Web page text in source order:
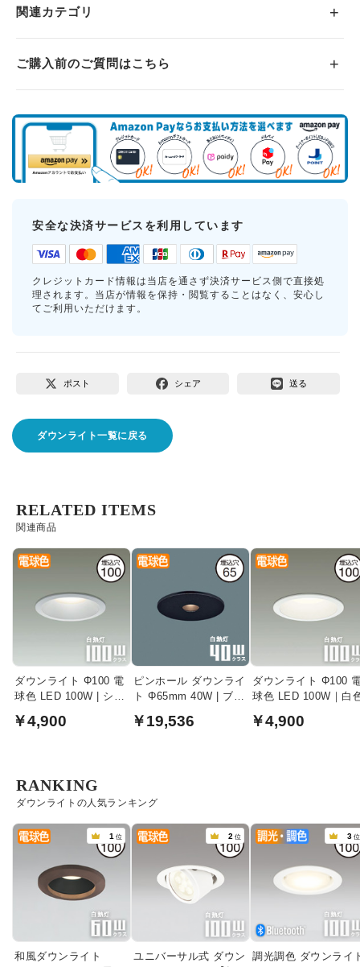
関連カテゴリ
ご購入前のご質問はこちら
安全な決済サービスを利用しています
クレジットカード情報は当店を通さず決済サービス側で直接処
理されます。当店が情報を保持・閲覧することはなく、安心し
てご利用いただけます。
ポスト シェア 送る
ダウンライト一覧に戻る
関連商品
RELATED ITEMS
ダウンライト Φ100 電
球色 LED 100W | シル
￥4,900
ピンホール ダウンライ
ト Φ65mm 40W | ブラ
￥19,536
ダウンライト Φ100
球色 LED 100W｜白
￥4,900
ダウンライトの人気ランキング
RANKING
1 位
和風ダウンライト
2 位
ユニバーサル式 ダウン
3 位
調光調色 ダウンライ